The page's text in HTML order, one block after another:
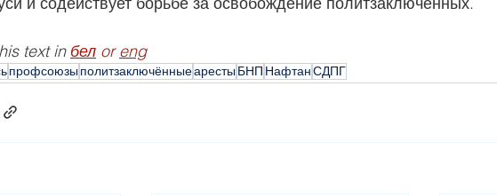
text in бел or eng
профсоюзыполитзаключённыеарестыБНП НафтанСДПГ